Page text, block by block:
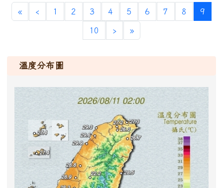
« ‹ 1 2 3 4 5 6 7 8 9
10 › »
溫度分布圖